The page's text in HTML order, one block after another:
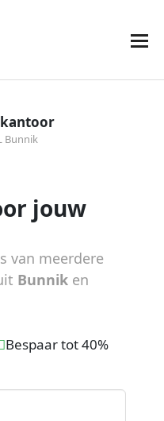
Bunnik
jouw
van meerdere
Bunnik en
Bespaar tot 40%